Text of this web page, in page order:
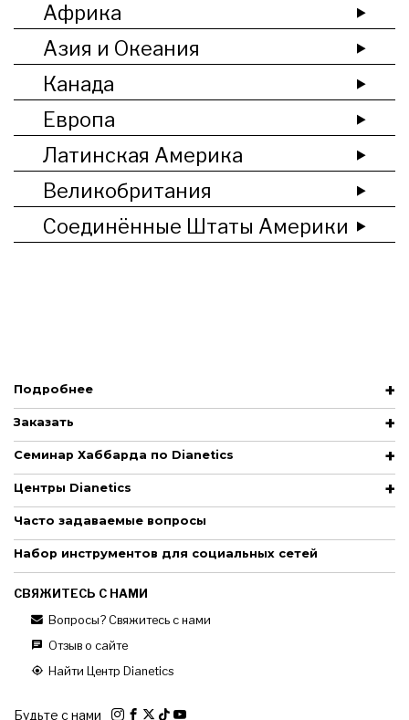
Африка
Азия и Океания
Канада
Европа
Латинская Америка
Великобритания
Соединённые Штаты Америки
Подробнее
Заказать
Семинар Хаббарда по Dianetics
Центры Dianetics
Часто задаваемые вопросы
Набор инструментов для социальных сетей
СВЯЖИТЕСЬ С НАМИ
Вопросы? Свяжитесь с нами
Отзыв о сайте
Найти Центр Dianetics
Будьте с нами